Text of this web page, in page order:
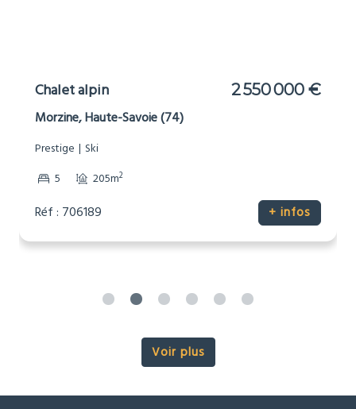
Chalet alpin 2 550 000 €
Morzine, Haute-Savoie (74)
Prestige
Ski
5
205m2
Réf : 706189 + infos
Voir plus